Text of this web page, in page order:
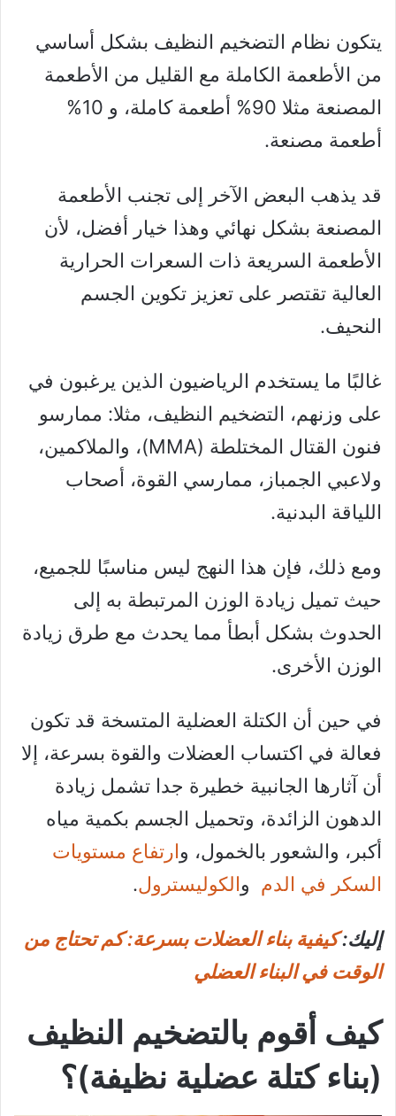
يتكون نظام التضخيم النظيف بشكل أساسي
من الأطعمة الكاملة مع القليل من الأطعمة
المصنعة مثلا 90% أطعمة كاملة، و 10%
أطعمة مصنعة.
قد يذهب البعض الآخر إلى تجنب الأطعمة
المصنعة بشكل نهائي وهذا خيار أفضل، لأن
الأطعمة السريعة ذات السعرات الحرارية
العالية تقتصر على تعزيز تكوين الجسم
النحيف.
غالبًا ما يستخدم الرياضيون الذين يرغبون في
على وزنهم، التضخيم النظيف، مثلا: ممارسو
فنون القتال المختلطة (MMA)، والملاكمين،
ولاعبي الجمباز، ممارسي القوة، أصحاب
اللياقة البدنية.
ومع ذلك، فإن هذا النهج ليس مناسبًا للجميع،
حيث تميل زيادة الوزن المرتبطة به إلى
الحدوث بشكل أبطأ مما يحدث مع طرق زيادة
الوزن الأخرى.
في حين أن الكتلة العضلية المتسخة قد تكون
فعالة في اكتساب العضلات والقوة بسرعة، إلا
أن آثارها الجانبية خطيرة جدا تشمل زيادة
الدهون الزائدة، وتحميل الجسم بكمية مياه
أكبر، والشعور بالخمول، وارتفاع مستويات
السكر في الدم والكوليسترول.
إليك:كيفية بناء العضلات بسرعة: كم تحتاج من
الوقت في البناء العضلي
كيف أقوم بالتضخيم النظيف
(بناء كتلة عضلية نظيفة)؟